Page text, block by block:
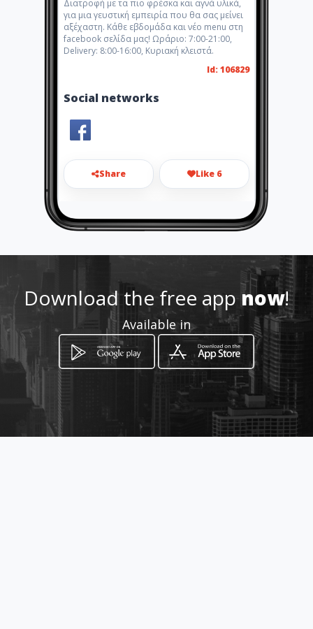
Διατροφή με τα πιο φρέσκα και αγνά υλικά,
για μια γευστική εμπειρία που θα σας μείνει
αξέχαστη. Κάθε εβδομάδα και νέο menu στη
facebook σελίδα μας! Ωράριο: 7:00-21:00,
Delivery: 8:00-16:00, Κυριακή κλειστά.
Id: 106829
Social networks
Share Like 6
l.a.eatcafe@gmail.com
Location
Download the free appnow!
Available in